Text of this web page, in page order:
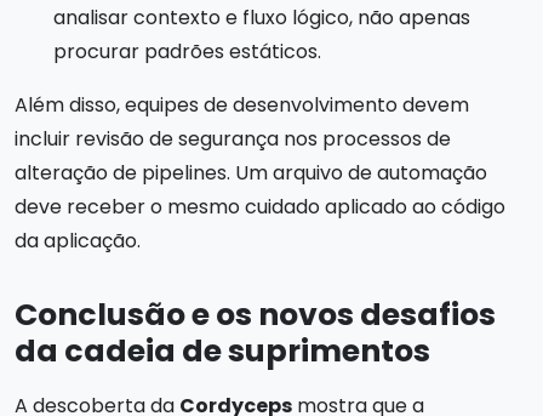
analisar contexto e fluxo lógico, não apenas
procurar padrões estáticos.
Além disso, equipes de desenvolvimento devem
incluir revisão de segurança nos processos de
alteração de pipelines. Um arquivo de automação
deve receber o mesmo cuidado aplicado ao código
da aplicação.
Conclusão e os novos desafios
da cadeia de suprimentos
A descoberta da Cordyceps mostra que a